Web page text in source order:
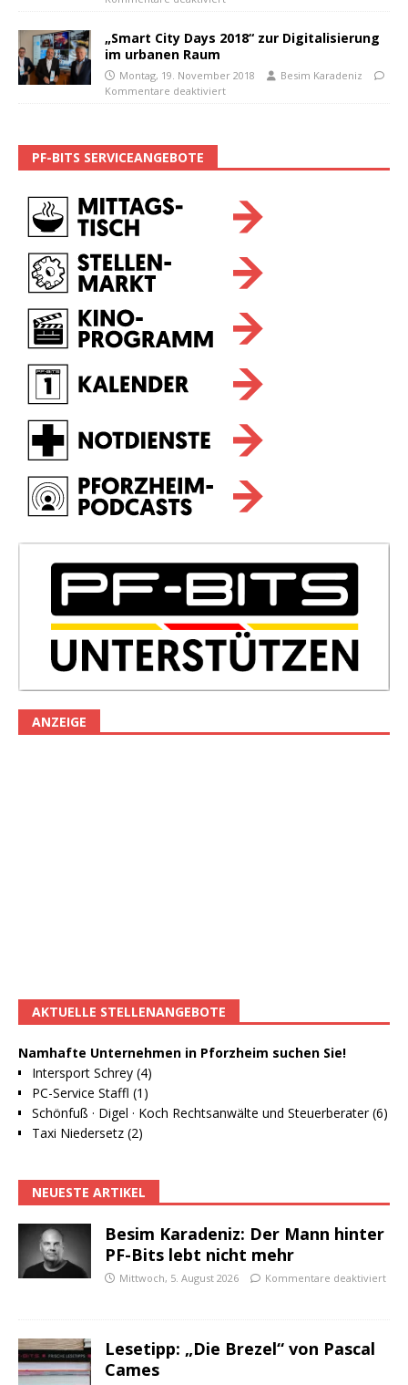
„Smart City Days 2018“ zur Digitalisierung
im urbanen Raum
Montag, 19. November 2018
Besim Karadeniz
Kommentare deaktiviert
PF-BITS SERVICEANGEBOTE
ANZEIGE
AKTUELLE STELLENANGEBOTE
Namhafte Unternehmen in Pforzheim suchen Sie!
Intersport Schrey (4)
PC-Service Staffl (1)
Schönfuß · Digel · Koch Rechtsanwälte und Steuerberater (6)
Taxi Niedersetz (2)
NEUESTE ARTIKEL
Besim Karadeniz: Der Mann hinter
PF-Bits lebt nicht mehr
Mittwoch, 5. August 2026 Kommentare deaktiviert
Lesetipp: „Die Brezel“ von Pascal
Cames